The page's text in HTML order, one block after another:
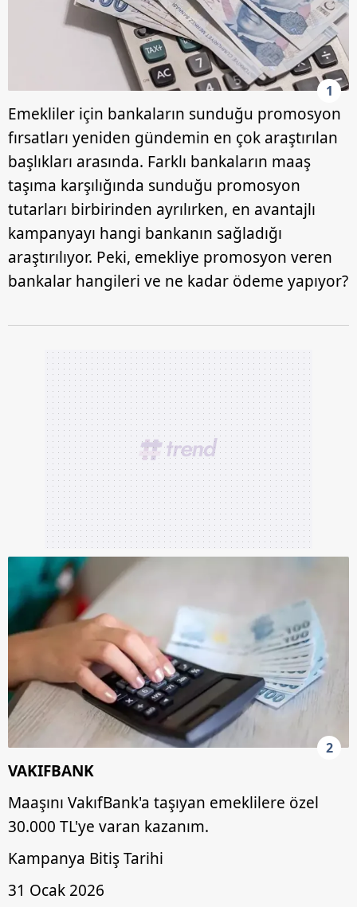
1
Emekliler için bankaların sunduğu promosyon
fırsatları yeniden gündemin en çok araştırılan
başlıkları arasında. Farklı bankaların maaş
taşıma karşılığında sunduğu promosyon
tutarları birbirinden ayrılırken, en avantajlı
kampanyayı hangi bankanın sağladığı
araştırılıyor. Peki, emekliye promosyon veren
bankalar hangileri ve ne kadar ödeme yapıyor?
2
VAKIFBANK
Maaşını VakıfBank'a taşıyan emeklilere özel
30.000 TL'ye varan kazanım.
Kampanya Bitiş Tarihi
31 Ocak 2026